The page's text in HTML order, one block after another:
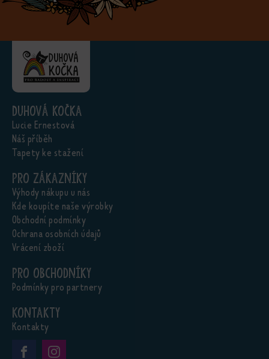
Duhová kočka
Lucie Ernestová
Náš příběh
Tapety ke stažení
Pro zákazníky
Výhody nákupu u nás
Kde koupíte naše výrobky
Obchodní podmínky
Ochrana osobních údajů
Vrácení zboží
Pro obchodníky
Podmínky pro partnery
Kontakty
Kontakty